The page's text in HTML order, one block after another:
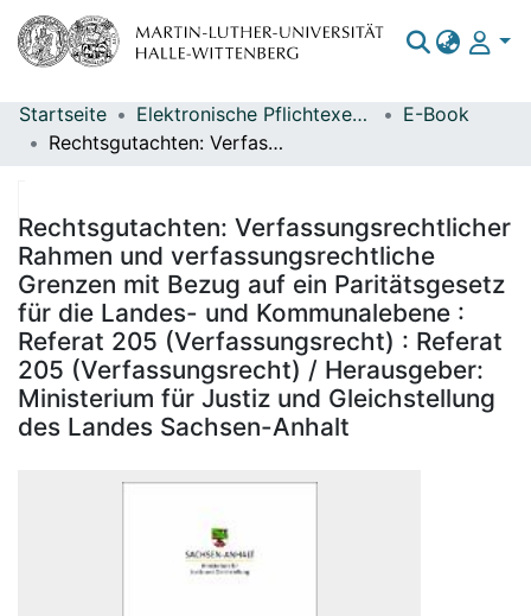
Bereiche & Sammlungen
Statistiken
Startseite Elektronische Pflichtexemplare
E-Book
Rechtsgutachten: Verfassungsrechtlicher Rahmen und verfassungsrechtliche Grenzen mit Bezug auf ein Paritätsgesetz für die Landes- und Kommunalebene : Referat 205 (Verfassungsrecht) : Referat 205 (Verfassungsrecht) / Herausgeber: Ministerium für Justiz und Gleichstellung des Landes Sachsen-Anhalt
Rechtsgutachten: Verfassungsrechtlicher
Rahmen und verfassungsrechtliche
Grenzen mit Bezug auf ein Paritätsgesetz
für die Landes- und Kommunalebene :
Referat 205 (Verfassungsrecht) : Referat
205 (Verfassungsrecht) / Herausgeber:
Ministerium für Justiz und Gleichstellung
des Landes Sachsen-Anhalt